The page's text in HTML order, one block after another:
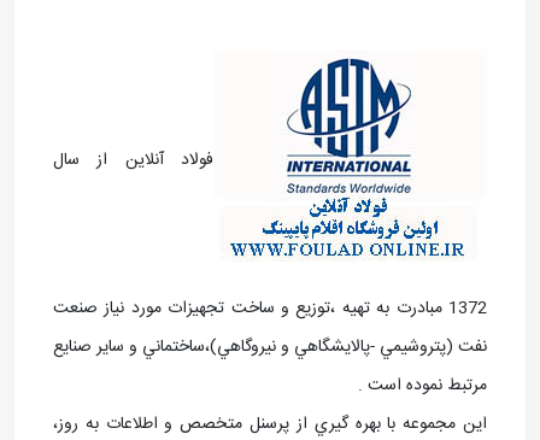
فولاد آنلاین از سال
1372 مبادرت به تهيه ،توزيع و ساخت تجهيزات مورد نياز صنعت
نفت (پتروشيمي -پالايشگاهي و نيروگاهي)،ساختماني و ساير صنايع
مرتبط نموده است .
اين مجموعه با بهره گيري از پرسنل متخصص و اطلاعات به روز،